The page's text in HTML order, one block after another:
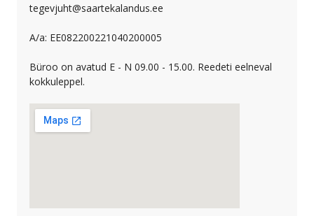
tegevjuht@saartekalandus.ee
A/a: EE082200221040200005
Büroo on avatud E - N 09.00 - 15.00. Reedeti eelneval
kokkuleppel.